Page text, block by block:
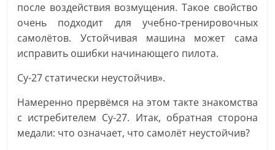
после воздействия возмущения. Такое свойство
очень подходит для учебно-тренировочных
самолётов. Устойчивая машина может сама
исправить ошибки начинающего пилота.
Су-27 статически неустойчив».
Намеренно прервёмся на этом такте знакомства
с истребителем Су-27. Итак, обратная сторона
медали: что означает, что самолёт неустойчив?